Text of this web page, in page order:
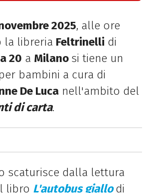
2025, alle ore
la libreria Feltrinelli di
20 a Milano si tiene un
bambini a cura di
De Lucanell'ambito del
di carta.
scaturisce dalla lettura
libro L'autobus giallo di